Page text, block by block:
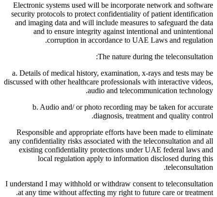
Electronic systems used will be incorporate network and software
security protocols to protect confidentiality of patient identification
and imaging data and will include measures to safeguard the data
and to ensure integrity against intentional and unintentional
corruption in accordance to UAE Laws and regulation.
The nature during the teleconsultation:
a. Details of medical history, examination, x-rays and tests may be
discussed with other healthcare professionals with interactive videos,
audio and telecommunication technology.
b. Audio and/ or photo recording may be taken for accurate
diagnosis, treatment and quality control.
Responsible and appropriate efforts have been made to eliminate
any confidentiality risks associated with the teleconsultation and all
existing confidentiality protections under UAE federal laws and
local regulation apply to information disclosed during this
teleconsultation.
I understand I may withhold or withdraw consent to teleconsultation
at any time without affecting my right to future care or treatment.